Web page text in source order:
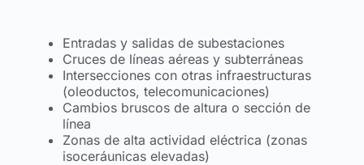
Entradas y salidas de subestaciones
Cruces de líneas aéreas y subterráneas
Intersecciones con otras infraestructuras
(oleoductos, telecomunicaciones)
Cambios bruscos de altura o sección de
línea
Zonas de alta actividad eléctrica (zonas
isoceráunicas elevadas)